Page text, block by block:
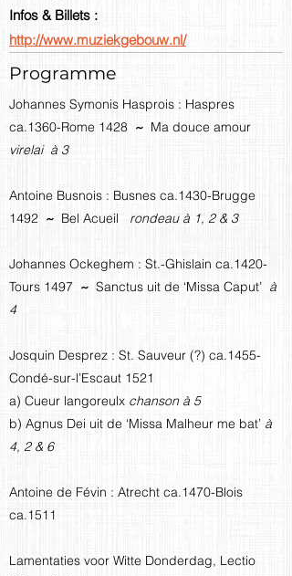
Infos & Billets :
http://www.muziekgebouw.nl/
Programme
Johannes Symonis Hasprois : Haspres
ca.1360-Rome 1428 ~ Ma douce amour
virelai à 3
Antoine Busnois : Busnes ca.1430-Brugge
1492 ~ Bel Acueil rondeau à 1, 2 & 3
Johannes Ockeghem : St.-Ghislain ca.1420-
Tours 1497 ~ Sanctus uit de ‘Missa Caput’ à
4
Josquin Desprez : St. Sauveur (?) ca.1455-
Condé-sur-l’Escaut 1521
a) Cueur langoreulx chanson à 5
b) Agnus Dei uit de ‘Missa Malheur me bat’ à
4, 2 & 6
Antoine de Févin : Atrecht ca.1470-Blois
ca.1511
Lamentaties voor Witte Donderdag, Lectio